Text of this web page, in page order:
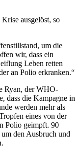
ausgelöst, so
um die
wir, dass ein
Leben retten
an Polio erkranken.“
Ryan, der WHO-
dass die Kampagne in
werden mehr als
eines von der
Polio geimpft. 90
den Ausbruch und